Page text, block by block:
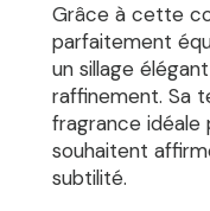
Grâce à cette
parfaitement
un sillage
raffinement. Sa
fragrance idéale
souhaitent
subtilité.